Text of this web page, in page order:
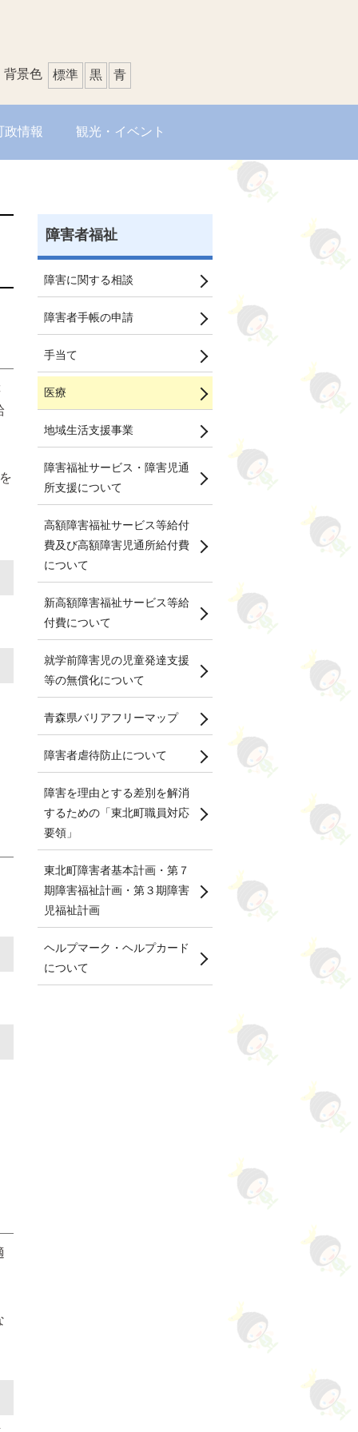
背景色 標準 黒 青
政情報 観光・イベント
障害者福祉
障害に関する相談
障害者手帳の申請
手当て
医療
地域生活支援事業
障害福祉サービス・障害児通
所支援について
高額障害福祉サービス等給付
費及び高額障害児通所給付費
について
新高額障害福祉サービス等給
付費について
就学前障害児の児童発達支援
等の無償化について
青森県バリアフリーマップ
障害者虐待防止について
障害を理由とする差別を解消
するための「東北町職員対応
要領」
東北町障害者基本計画・第７
期障害福祉計画・第３期障害
児福祉計画
ヘルプマーク・ヘルプカード
について